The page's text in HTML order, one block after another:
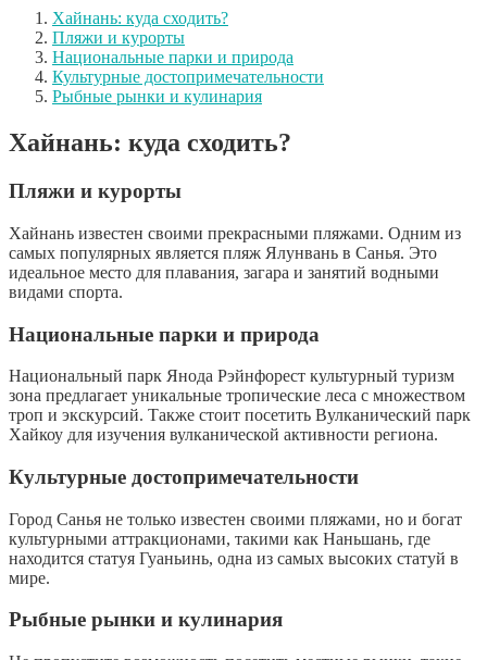
Хайнань: куда сходить?
Пляжи и курорты
Национальные парки и природа
Культурные достопримечательности
Рыбные рынки и кулинария
Хайнань: куда сходить?
Пляжи и курорты
Хайнань известен своими прекрасными пляжами. Одним из
самых популярных является пляж Ялунвань в Санья. Это
идеальное место для плавания, загара и занятий водными
видами спорта.
Национальные парки и природа
Национальный парк Янода Рэйнфорест культурный туризм
зона предлагает уникальные тропические леса с множеством
троп и экскурсий. Также стоит посетить Вулканический парк
Хайкоу для изучения вулканической активности региона.
Культурные достопримечательности
Город Санья не только известен своими пляжами, но и богат
культурными аттракционами, такими как Наньшань, где
находится статуя Гуаньинь, одна из самых высоких статуй в
мире.
Рыбные рынки и кулинария